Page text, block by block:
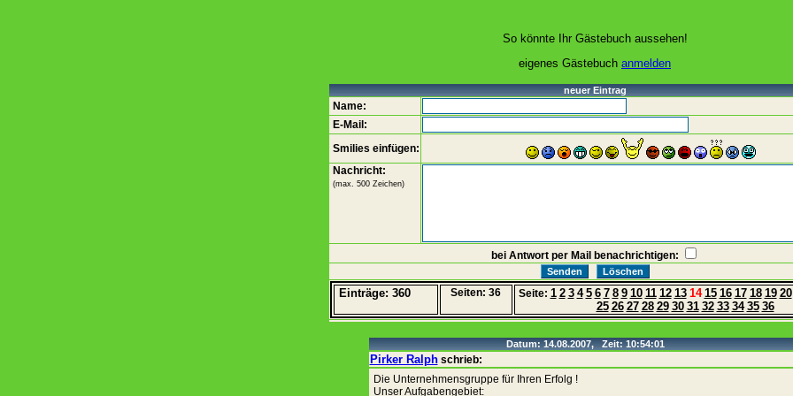
So könnte Ihr Gästebuch aussehen!
eigenes Gästebuch anmelden
neuer Eintrag
Name:
E-Mail:
Smilies einfügen:
Nachricht:
(max. 500 Zeichen)
bei Antwort per Mail benachrichtigen:
Einträge: 360 Seiten: 36 Seite: 1 2 3 4 5 6 7 8 9 10 11 12 13 14 15 16 17 18 19 20
25 26 27 28 29 30 31 32 33 34 35 36
Datum: 14.08.2007, Zeit: 10:54:01
Pirker Ralphschrieb:
Die Unternehmensgruppe für Ihren Erfolg !
Unser Aufgabengebiet: